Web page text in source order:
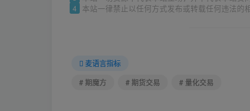
4
本站一律禁止以任何方式发布或转载任何违法的
麦语言指标
# 期魔方
# 期货交易 # 量化交易